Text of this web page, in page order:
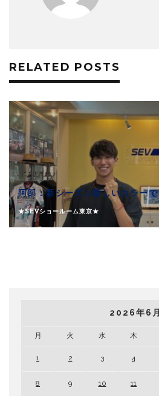
RELATED POSTS
阿部：新シーズン新しいカラーで
★SEVショールーム東京★
2026年6月
月 火 水 木
1 2 3 4
8 9 10 11